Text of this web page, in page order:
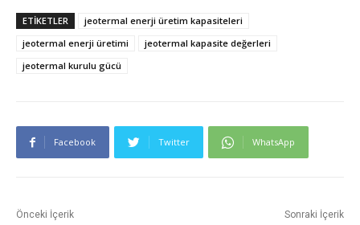
ETIKETLER
jeotermal enerji üretim kapasiteleri
jeotermal enerji üretimi
jeotermal kapasite değerleri
jeotermal kurulu gücü
Facebook Twitter WhatsApp
Önceki İçerik Sonraki İçerik